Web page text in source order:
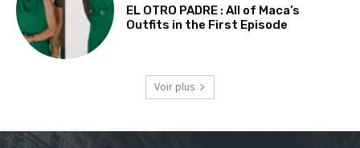
EL OTRO PADRE : All of Maca’s
Outfits in the First Episode
Voir plus